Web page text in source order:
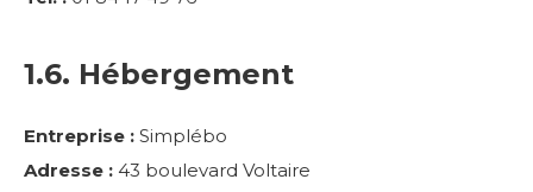
1.6. Hébergement
Entreprise : Simplébo
Adresse : 43 boulevard Voltaire